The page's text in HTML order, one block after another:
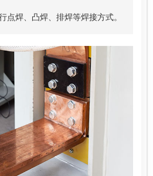
点焊、凸焊、排焊等焊接方式。